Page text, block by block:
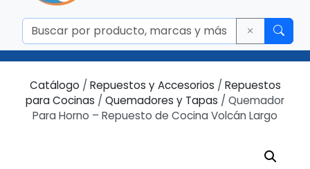
Catálogo / Repuestos y Accesorios / Repuestos
para Cocinas / Quemadores y Tapas / Quemador
Para Horno – Repuesto de Cocina Volcán Largo